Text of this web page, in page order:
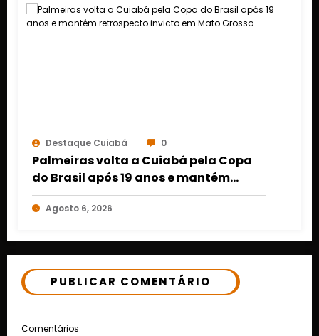
Destaque Cuiabá 0
Palmeiras volta a Cuiabá pela Copa
do Brasil após 19 anos e mantém
retrospecto invicto em Mato Grosso
Agosto 6, 2026
PUBLICAR COMENTÁRIO
Comentários